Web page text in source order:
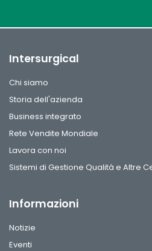
Intersurgical
Chi siamo
Storia dell'azienda
Business integrato
Rete Vendite Mondiale
Lavora con noi
Sistemi di Gestione Qualità e Altre
Informazioni
Notizie
Eventi